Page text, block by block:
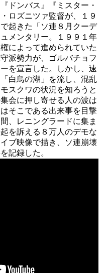
ドンバス』『ミスター・
ロズニツァ監督が、１９
起きた「ソ連８月クーデ
メンタリー。１９９１年
によって進められていた
派勢力が、ゴルバチョフ
を宣言した。しかし、速
白鳥の湖」を流し、混乱
スクワの状況を知ろうと
会に押し寄せる人の波は
そこである出来事を目撃
、レニングラードに集ま
を訴える８万人のデモな
ブ映像で描き、ソ連崩壊
記録した。